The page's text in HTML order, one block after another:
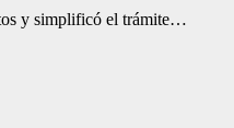
y simplificó el trámite…